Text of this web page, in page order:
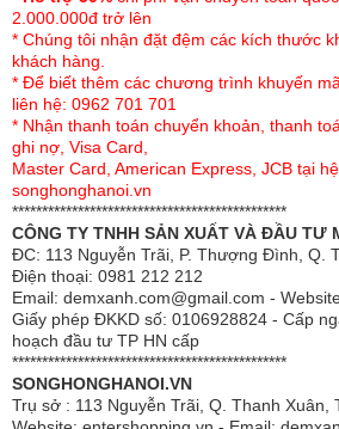
Áo đệm vải gấm cao cấp có thêu
- Được sản xuất trên dây chuyền
CHLB Đức
- Được kiểm soát bởi hệ thống quản
tiêu chuẩn ISO 9001:2008 .
- Độ dày tiêu chuẩn 32 cm
-Bảo hành 10 năm
2.000.000đ trở lên
* Chúng tôi nhận đặt đệm các kích thước
khách hàng.
* Để biết thêm các chương trình khuyến
liên hệ: 0962 701 701
* Nhận thanh toán chuyển khoản, thanh
ghi nợ, Visa Card,
Master Card, American Express, JCB tại
songhonghanoi.vn
**********************************************
CÔNG TY TNHH SẢN XUẤT VÀ ĐẦU TƯ
ĐC: 113 Nguyễn Trãi, P. Thượng Đình, Q.
Điện thoại: 0981 212 212
Email: demxanh.com@gmail.com -
Giấy phép ĐKKD số: 0106928824 - Cấp
hoạch đầu tư TP HN cấp
**********************************************
SONGHONGHANOI.VN
Trụ sở : 113 Nguyễn Trãi, Q. Thanh Xuân,